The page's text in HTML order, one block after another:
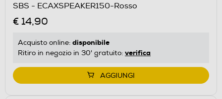
SBS - ECAXSPEAKER150-Rosso
€ 14,90
Acquisto online: disponibile
Ritiro in negozio in 30' gratuito: verifica
AGGIUNGI